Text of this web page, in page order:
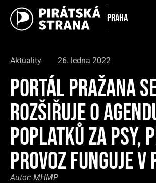
Praha
Aktuality 26. ledna 2022
PORTÁL PRAŽANA
ROZŠIŘUJE O
POPLATKŮ ZA PSY,
PROVOZ FUNGUJE V
Autor: MHMP